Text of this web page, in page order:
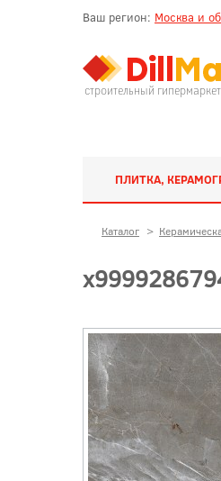
Ваш регион: Москва и
строительный
ПЛИТКА,
Каталог >